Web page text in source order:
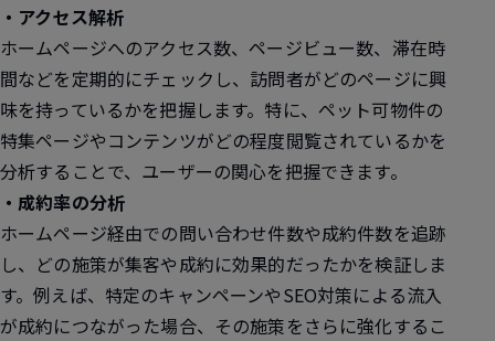
・アクセス解析
ホームページへのアクセス数、ページビュー数、滞在時
間などを定期的にチェックし、訪問者がどのページに興
味を持っているかを把握します。特に、ペット可物件の
特集ページやコンテンツがどの程度閲覧されているかを
分析することで、ユーザーの関心を把握できます。
・成約率の分析
ホームページ経由での問い合わせ件数や成約件数を追跡
し、どの施策が集客や成約に効果的だったかを検証しま
す。例えば、特定のキャンペーンやSEO対策による流入
が成約につながった場合、その施策をさらに強化するこ